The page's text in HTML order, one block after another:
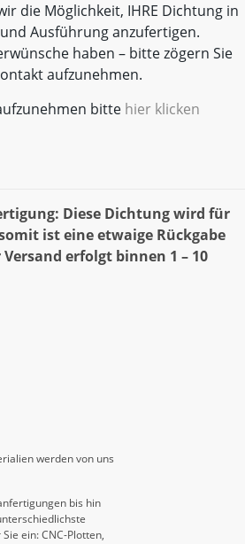
die Möglichkeit, IHRE Dichtung in
Ausführung anzufertigen.
haben – bitte zögern Sie
aufzunehmen.
bitte hier klicken
Diese Dichtung wird für
ist eine etwaige Rückgabe
erfolgt binnen 1 – 10
werden von uns
bis hin
ein: CNC-Plotten,